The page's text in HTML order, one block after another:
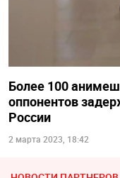
Более 100
оппонентов
России
2 марта 2023, 18:42